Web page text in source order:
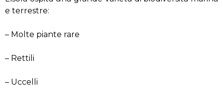
e terrestre:
– Molte piante rare
– Rettili
– Uccelli